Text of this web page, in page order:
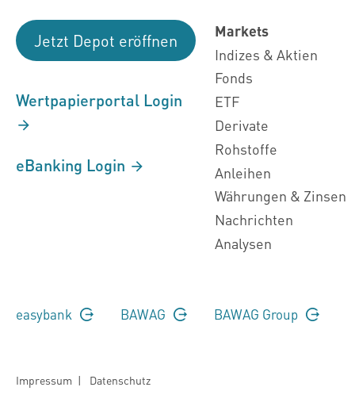
Jetzt Depot eröffnen
Wertpapierportal Login
eBanking Login
Markets
Indizes & Aktien
Fonds
ETF
Derivate
Rohstoffe
Anleihen
Währungen & Zinsen
Nachrichten
Analysen
easybank BAWAG BAWAG Group
Impressum | Datenschutz